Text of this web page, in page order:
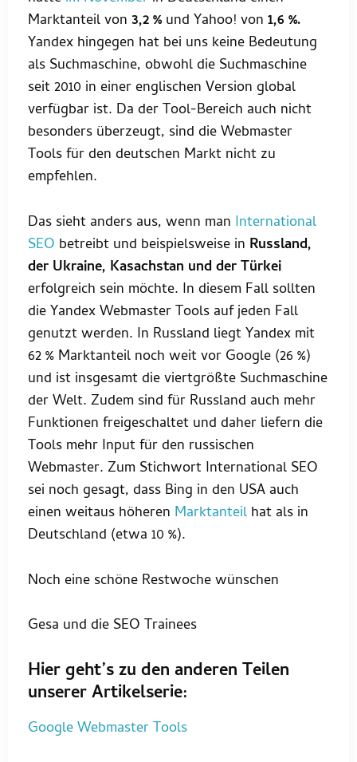
Marktanteil von 3,2 % und Yahoo! von 1,6 %.
Yandex hingegen hat bei uns keine Bedeutung
als Suchmaschine, obwohl die Suchmaschine
seit 2010 in einer englischen Version global
verfügbar ist. Da der Tool-Bereich auch nicht
besonders überzeugt, sind die Webmaster
Tools für den deutschen Markt nicht zu
empfehlen.
Das sieht anders aus, wenn man International
SEO betreibt und beispielsweise in Russland,
der Ukraine, Kasachstan und der Türkei
erfolgreich sein möchte. In diesem Fall sollten
die Yandex Webmaster Tools auf jeden Fall
genutzt werden. In Russland liegt Yandex mit
62 % Marktanteil noch weit vor Google (26 %)
und ist insgesamt die viertgrößte Suchmaschine
der Welt. Zudem sind für Russland auch mehr
Funktionen freigeschaltet und daher liefern die
Tools mehr Input für den russischen
Webmaster. Zum Stichwort International SEO
sei noch gesagt, dass Bing in den USA auch
einen weitaus höheren Marktanteil hat als in
Deutschland (etwa 10 %).
Noch eine schöne Restwoche wünschen
Gesa und die SEO Trainees
Hier geht’s zu den anderen Teilen
unserer Artikelserie:
Google Webmaster Tools